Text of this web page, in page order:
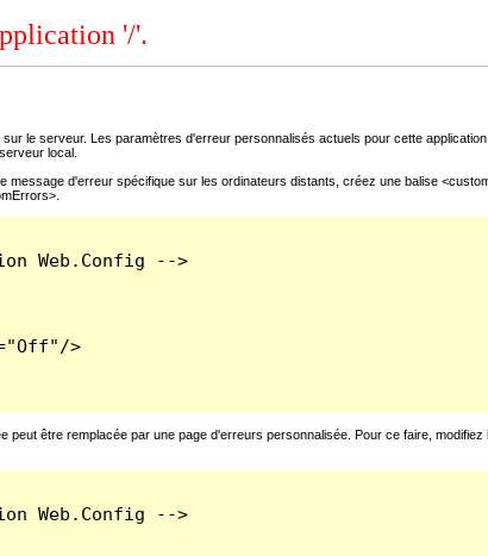
'/'.
le serveur. Les paramètres d'erreur personnalisés actuels pour cette
local.
message d'erreur spécifique sur les ordinateurs distants, créez une balise
Web.Config -->
>
peut être remplacée par une page d'erreurs personnalisée. Pour ce faire,
Web.Config -->